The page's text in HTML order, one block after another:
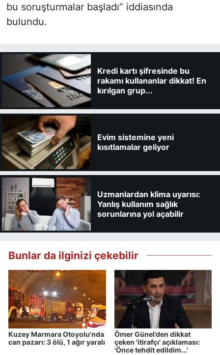
bu soruşturmalar başladı” iddiasında
bulundu.
Kredi kartı şifresinde bu
rakamı kullananlar dikkat! En
kırılgan grup...
Evim sistemine yeni
kısıtlamalar geliyor
Uzmanlardan klima uyarısı:
Yanlış kullanım sağlık
sorunlarına yol açabilir
Bunlar da ilginizi çekebilir
Kuzey Marmara Otoyolu'nda
can pazarı: 3 ölü, 1 ağır yaralı
Ömer Günel’den dikkat
çeken 'itirafçı' açıklaması:
'Önce tehdit edildim...'